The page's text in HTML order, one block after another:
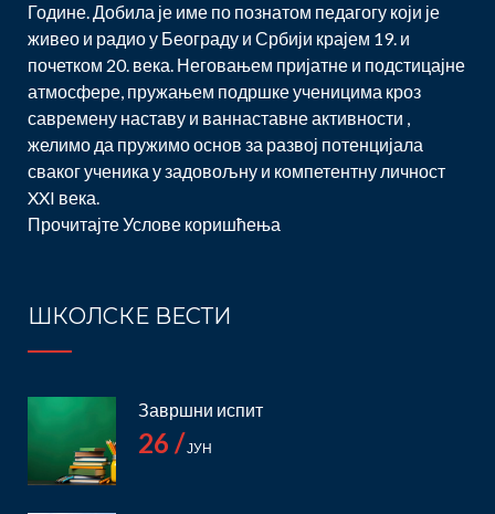
Године. Добила је име по познатом педагогу који је
живео и радио у Београду и Србији крајем 19. и
почетком 20. века. Неговањем пријатне и подстицајне
атмосфере, пружањем подршке ученицима кроз
савремену наставу и ваннаставне активности ,
желимо да пружимо основ за развој потенцијала
сваког ученика у задовољну и компетентну личност
XXI века.
ПрочитајтеУслове коришћења
ШКОЛСКЕ ВЕСТИ
Завршни испит
26 /ЈУН